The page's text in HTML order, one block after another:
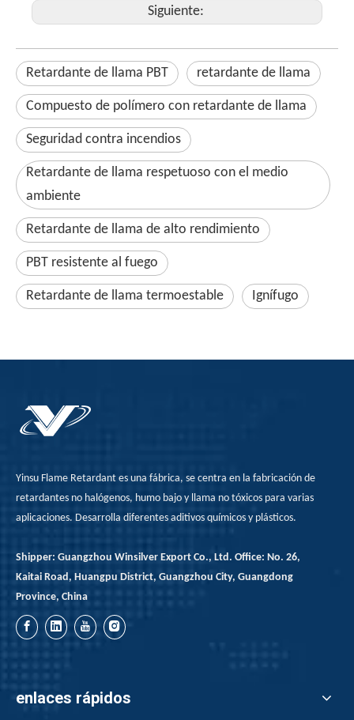
Siguiente:
Retardante de llama PBT retardante de llama
Compuesto de polímero con retardante de llama
Seguridad contra incendios
Retardante de llama respetuoso con el medio
ambiente
Retardante de llama de alto rendimiento
PBT resistente al fuego
Retardante de llama termoestable Ignífugo
Yinsu Flame Retardant es una fábrica, se centra en la fabricación de
retardantes no halógenos, humo bajo y llama no tóxicos para varias
aplicaciones. Desarrolla diferentes aditivos químicos y plásticos.
Shipper: Guangzhou Winsilver Export Co., Ltd. Office: No. 26,
Kaitai Road, Huangpu District, Guangzhou City, Guangdong
Province, China
enlaces rápidos